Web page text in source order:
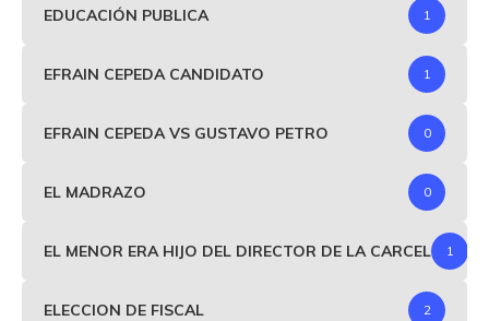
EDUCACIÓN PUBLICA 1
EFRAIN CEPEDA CANDIDATO 1
EFRAIN CEPEDA VS GUSTAVO PETRO 0
EL MADRAZO 0
EL MENOR ERA HIJO DEL DIRECTOR DE LA CARCEL 1
ELECCION DE FISCAL 2